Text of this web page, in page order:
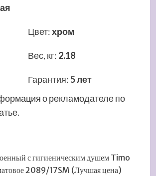
Цвет:хром
Вес, кг: 2.18
Гарантия:5 лет
о рекламодателе по
с гигиеническим душем Timo
2089/17SM (Лучшая цена)